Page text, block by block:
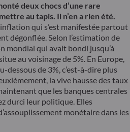
deux chocs d’une rare
au tapis. Il n’en a rien été.
qui s’est manifestée partout
dégonflée. Selon l’estimation de
mondial qui avait bondi jusqu’à
au voisinage de 5%. En Europe,
dessous de 3%, c’est-à-dire plus
la vive hausse des taux
que les banques centrales
durci leur politique. Elles
monétaire dans les